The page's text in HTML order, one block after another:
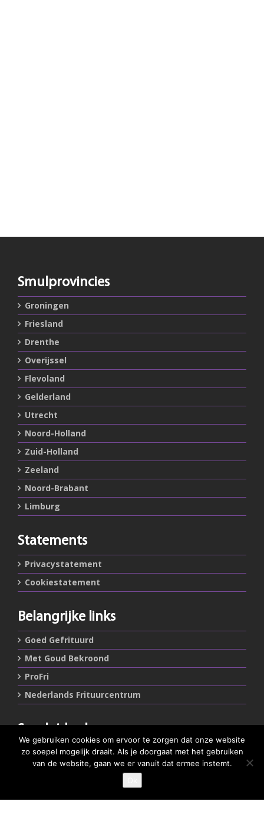
GEEF JE SMULSCORE
Smulprovincies
Groningen
Friesland
Drenthe
Overijssel
Flevoland
Gelderland
Utrecht
Noord-Holland
Zuid-Holland
Zeeland
Noord-Brabant
Limburg
Statements
Privacystatement
Cookiestatement
Belangrijke links
Goed Gefrituurd
Met Goud Bekroond
ProFri
Nederlands Frituurcentrum
Smulgids.nl
Nederlands Frituurcentrum
Blaarthemseweg 72
T :040-7200900 (optie 2)
We gebruiken cookies om ervoor te zorgen dat onze website
zo soepel mogelijk draait. Als je doorgaat met het gebruiken
van de website, gaan we er vanuit dat ermee instemt.